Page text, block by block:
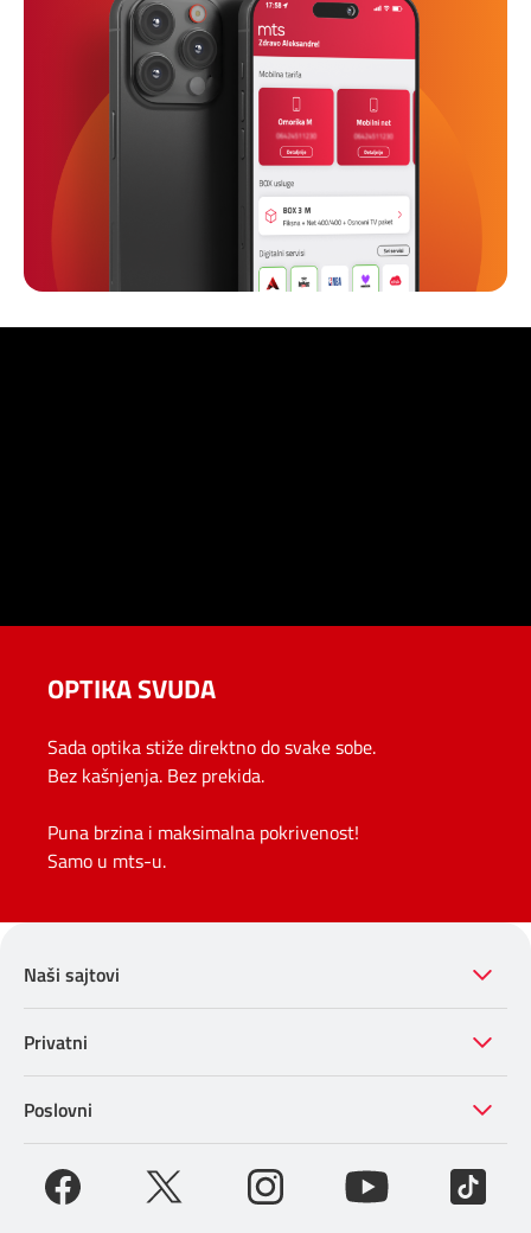
OPTIKA SVUDA
Sada optika stiže direktno do svake sobe.
Bez kašnjenja. Bez prekida.
Puna brzina i maksimalna pokrivenost!
Samo u mts-u.
Naši sajtovi
Privatni
Poslovni